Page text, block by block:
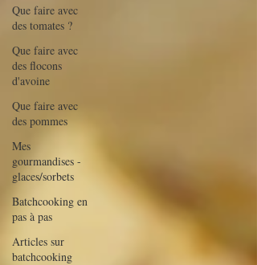
Que faire avec
des tomates ?
Que faire avec
des flocons
d'avoine
Que faire avec
des pommes
Mes
gourmandises -
glaces/sorbets
Batchcooking en
pas à pas
Articles sur
batchcooking